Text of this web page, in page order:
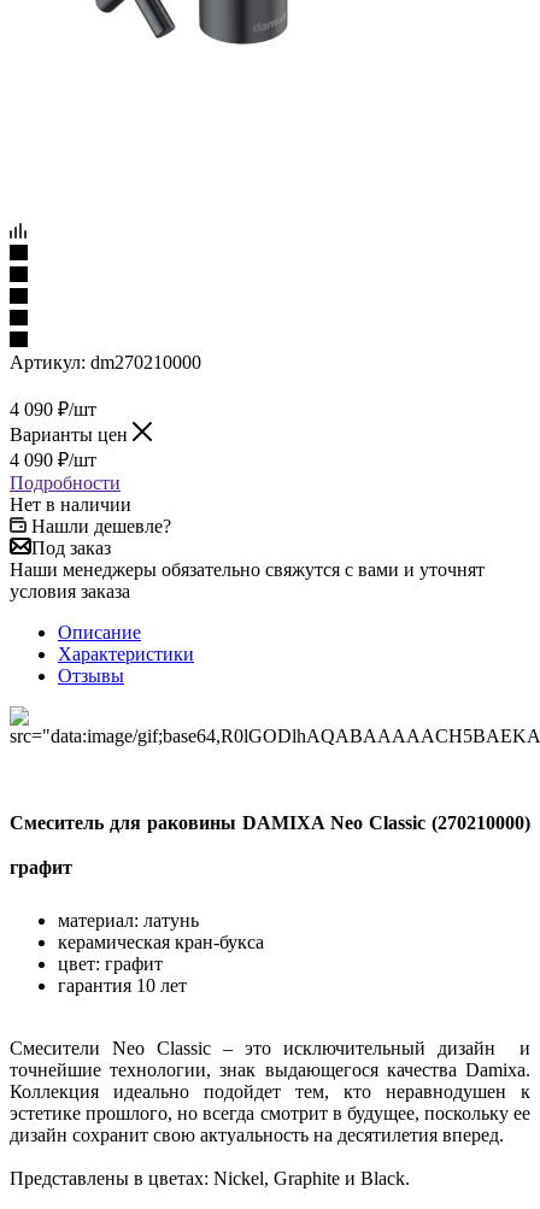
Артикул: dm270210000
4 090 ₽/шт
Варианты цен
4 090 ₽/шт
Подробности
Нет в наличии
Нашли дешевле?
Под заказ
Наши менеджеры обязательно свяжутся с вами и уточнят
условия заказа
Описание
Характеристики
Отзывы
Смеситель для раковины DAMIXA Neo Classic (270210000)
графит
материал: латунь
керамическая кран-букса
цвет: графит
гарантия 10 лет
Смесители Neo Classic – это исключительный дизайн и
точнейшие технологии, знак выдающегося качества Damixa.
Коллекция идеально подойдет тем, кто неравнодушен к
эстетике прошлого, но всегда смотрит в будущее, поскольку ее
дизайн сохранит свою актуальность на десятилетия вперед.
Представлены в цветах: Nickel, Graphite и Black.